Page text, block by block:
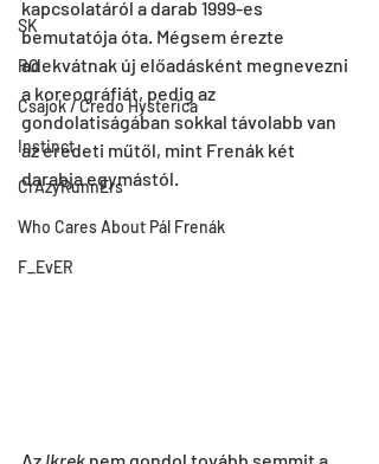
SK
RO
Csajok / Credo Hysterica
Instinct
CrAzyRunnErs
Who Cares About Pál Frenák
F_EvER
kapcsolatáról a darab 1999-es
bemutatója óta. Mégsem érezte
adekvátnak új előadásként megnevezni
a koreográfiát, pedig az
gondolatiságában sokkal távolabb van
az eredeti műtől, mint Frenák két
darabja egymástól.
Az Ikrek nem gondol tovább semmit a